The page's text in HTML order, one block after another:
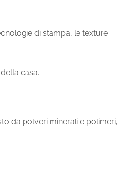
di stampa, le texture
casa.
da polveri minerali e polimeri,